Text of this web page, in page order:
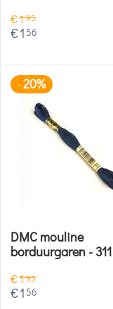
€195
€1 56
-20%
DMC mouline
borduurgaren - 311
€195
€1 56